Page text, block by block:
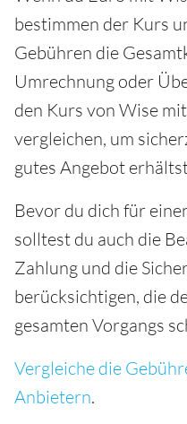
bestimmen der Kurs
Gebühren die
Umrechnung oder
den Kurs von Wise
vergleichen, um
gutes Angebot
Bevor du dich für
solltest du auch die
Zahlung und die
berücksichtigen, die
gesamten Vorgangs
Vergleiche die
Anbietern.